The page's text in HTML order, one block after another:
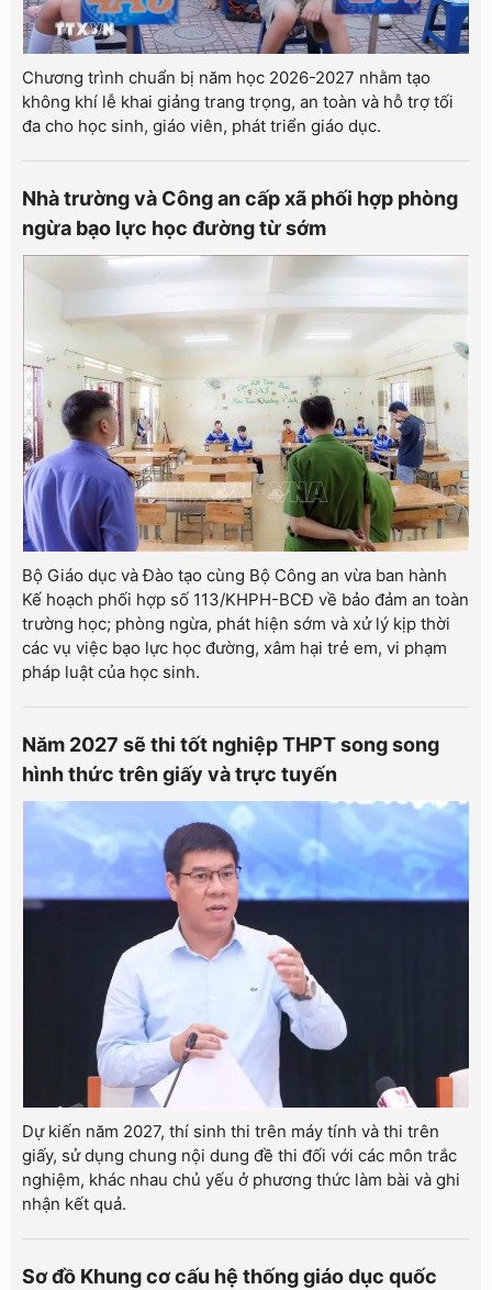
Chương trình chuẩn bị năm học 2026-2027 nhằm tạo
không khí lễ khai giảng trang trọng, an toàn và hỗ trợ tối
đa cho học sinh, giáo viên, phát triển giáo dục.
Nhà trường và Công an cấp xã phối hợp phòng
ngừa bạo lực học đường từ sớm
Bộ Giáo dục và Đào tạo cùng Bộ Công an vừa ban hành
Kế hoạch phối hợp số 113/KHPH-BCĐ về bảo đảm an toàn
trường học; phòng ngừa, phát hiện sớm và xử lý kịp thời
các vụ việc bạo lực học đường, xâm hại trẻ em, vi phạm
pháp luật của học sinh.
Năm 2027 sẽ thi tốt nghiệp THPT song song
hình thức trên giấy và trực tuyến
Dự kiến năm 2027, thí sinh thi trên máy tính và thi trên
giấy, sử dụng chung nội dung đề thi đối với các môn trắc
nghiệm, khác nhau chủ yếu ở phương thức làm bài và ghi
nhận kết quả.
Sơ đồ Khung cơ cấu hệ thống giáo dục quốc